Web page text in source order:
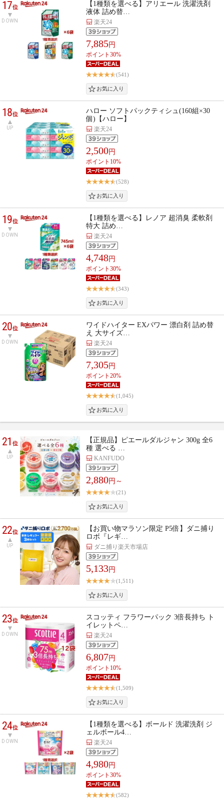
17位
DOWN
【1種類を選べる】アリエール 洗濯洗剤
液体 詰め替…
楽天24
7,885円
ポイント30%
(541)
18位
UP
ハロー ソフトパックティシュ(160組×30
個)【ハロー】
楽天24
2,500円
ポイント10%
(528)
19位
DOWN
【1種類を選べる】レノア 超消臭 柔軟剤
特大 詰め…
楽天24
4,748円
ポイント30%
(343)
20位
DOWN
ワイドハイター EXパワー 漂白剤 詰め替
え 大サイズ…
楽天24
7,305円
ポイント20%
(1,045)
21位
UP
【正規品】ピエールダルジャン 300g 全6
種 選べる …
KANFUDO
2,880円～
(21)
22位
UP
【お買い物マラソン限定 P5倍】ダニ捕り
ロボ『レギ…
ダニ捕り楽天市場店
5,133円
(1,511)
23位
DOWN
スコッティ フラワーパック 3倍長持ち ト
イレットペ…
楽天24
6,807円
ポイント10%
(1,509)
24位
DOWN
【1種類を選べる】ボールド 洗濯洗剤 ジ
ェルボール4…
楽天24
4,980円
ポイント30%
(582)